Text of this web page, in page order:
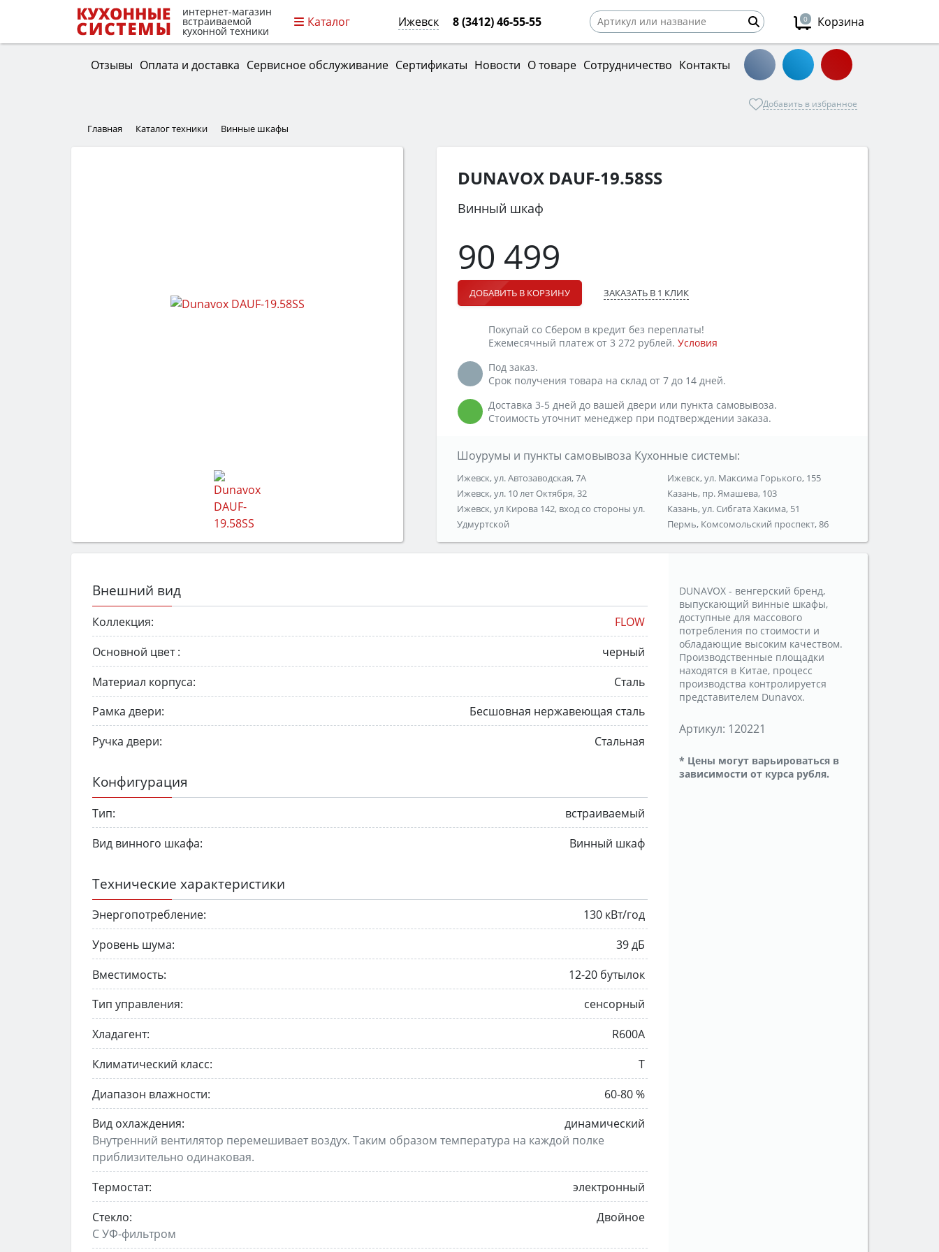
интернет-магазин
встраиваемой
кухонной техники
Каталог Ижевск 8 (3412) 46-55-55 0 Корзина
Отзывы Оплата и доставка Сервисное обслуживание Сертификаты Новости О товаре Сотрудничество Контакты
Добавить в избранное
Главная Каталог техники Винные шкафы
DUNAVOX DAUF-19.58SS
Винный шкаф
90 499
ДОБАВИТЬ В КОРЗИНУ ЗАКАЗАТЬ В 1 КЛИК
Покупай со Сбером в кредит без переплаты!
Ежемесячный платеж от 3 272 рублей. Условия
Под заказ.
Срок получения товара на склад от 7 до 14 дней.
Доставка 3-5 дней до вашей двери или пункта самовывоза.
Стоимость уточнит менеджер при подтверждении заказа.
Шоурумы и пункты самовывоза Кухонные системы:
Ижевск, ул. Автозаводская, 7А
Ижевск, ул. 10 лет Октября, 32
Ижевск, ул Кирова 142, вход со стороны ул.
Удмуртской
Ижевск, ул. Максима Горького, 155
Казань, пр. Ямашева, 103
Казань, ул. Сибгата Хакима, 51
Пермь, Комсомольский проспект, 86
Внешний вид
Коллекция:
FLOW
Основной цвет :
черный
Материал корпуса:
Сталь
Рамка двери:
Бесшовная нержавеющая сталь
Ручка двери:
Стальная
Конфигурация
Тип:
встраиваемый
Вид винного шкафа:
Винный шкаф
Технические характеристики
Энергопотребление:
130 кВт/год
Уровень шума:
39 дБ
Вместимость:
12-20 бутылок
Тип управления:
сенсорный
Хладагент:
R600A
Климатический класс:
T
Диапазон влажности:
60-80 %
Вид охлаждения:
динамический
Внутренний вентилятор перемешивает воздух. Таким образом температура на каждой полке
приблизительно одинаковая.
Термостат:
электронный
Стекло:
Двойное
С УФ-фильтром
DUNAVOX - венгерский бренд,
выпускающий винные шкафы,
доступные для массового
потребления по стоимости и
обладающие высоким качеством.
Производственные площадки
находятся в Китае, процесс
производства контролируется
представителем Dunavox.
Артикул: 120221
* Цены могут варьироваться в
зависимости от курса рубля.